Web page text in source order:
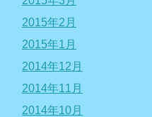
2015年2月
2015年1月
2014年12月
2014年11月
2014年10月